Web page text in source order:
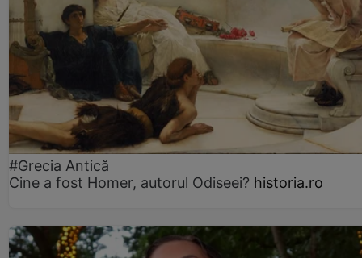
#Grecia Antică
Cine a fost Homer, autorul Odiseei? historia.ro